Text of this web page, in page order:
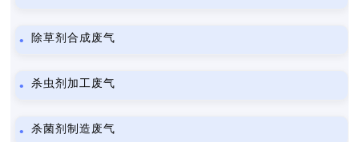
除草剂合成废气
杀虫剂加工废气
杀菌剂制造废气